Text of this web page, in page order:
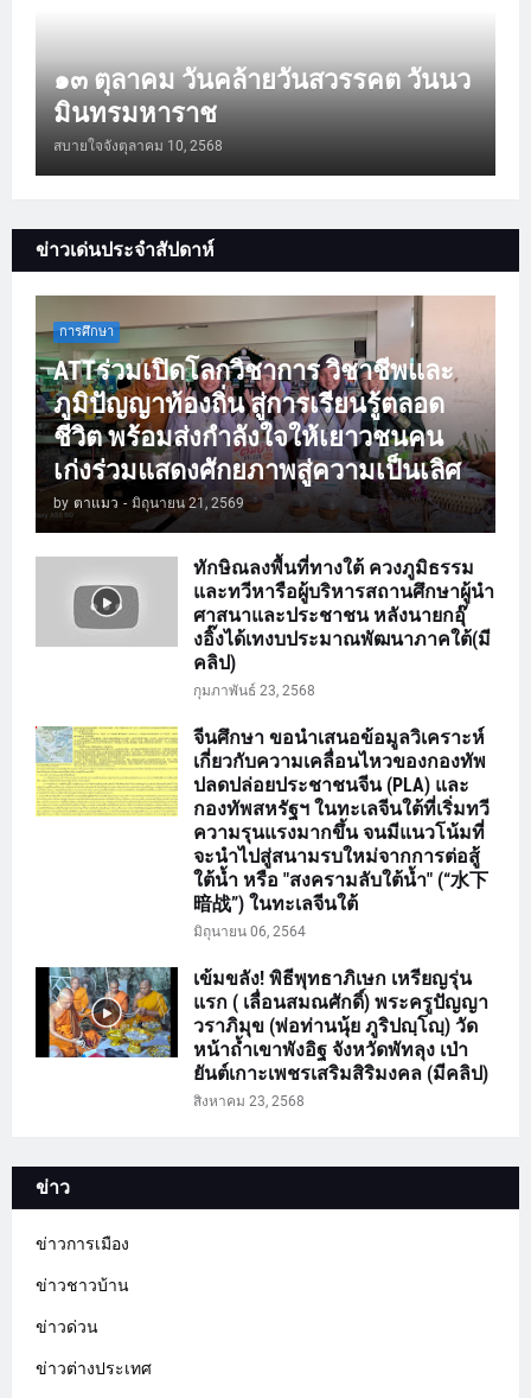
๑๓ ตุลาคม วันคล้ายวันสวรรคต วันนว
มินทรมหาราช
สบายใจจังตุลาคม 10, 2568
ข่าวเด่นประจำสัปดาห์
การศึกษา
ATTร่วมเปิดโลกวิชาการ วิชาชีพและ
ภูมิปัญญาท้องถิ่น สู่การเรียนรู้ตลอด
ชีวิต พร้อมส่งกำลังใจให้เยาวชนคน
เก่งร่วมแสดงศักยภาพสู่ความเป็นเลิศ
by ตาแมว - มิถุนายน 21, 2569
ทักษิณลงพื้นที่ทางใต้ ควงภูมิธรรม
และทวีหารือผู้บริหารสถานศึกษาผู้นำ
ศาสนาและประชาชน หลังนายกอุ๊
งอิ๊งได้เทงบประมาณพัฒนาภาคใต้(มี
คลิป)
กุมภาพันธ์ 23, 2568
จีนศึกษา ขอนำเสนอข้อมูลวิเคราะห์
เกี่ยวกับความเคลื่อนไหวของกองทัพ
ปลดปล่อยประชาชนจีน (PLA) และ
กองทัพสหรัฐฯ ในทะเลจีนใต้ที่เริ่มทวี
ความรุนแรงมากขึ้น จนมีแนวโน้มที่
จะนำไปสู่สนามรบใหม่จากการต่อสู้
ใต้น้ำ หรือ "สงครามลับใต้น้ำ" (“水下
暗战”) ในทะเลจีนใต้
มิถุนายน 06, 2564
เข้มขลัง! พิธีพุทธาภิเษก เหรียญรุ่น
แรก ( เลื่อนสมณศักดิ์) พระครูปัญญา
วราภิมุข (พ่อท่านนุ้ย ภูริปญฺโญฺ) วัด
หน้าถ้ำเขาพังอิฐ จังหวัดพัทลุง เป่า
ยันต์เกาะเพชรเสริมสิริมงคล (มีคลิป)
สิงหาคม 23, 2568
ข่าว
ข่าวการเมือง
ข่าวชาวบ้าน
ข่าวด่วน
ข่าวต่างประเทศ